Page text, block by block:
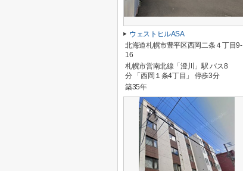
ウェストヒルASA
北海道札幌市豊平区西岡二条４丁目9-
16
札幌市営南北線「澄川」駅 バス8
分 「西岡１条4丁目」 停歩3分
築35年